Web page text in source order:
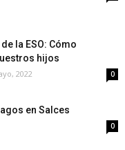
la ESO: Cómo
hijos
2022 0
en Salces
0